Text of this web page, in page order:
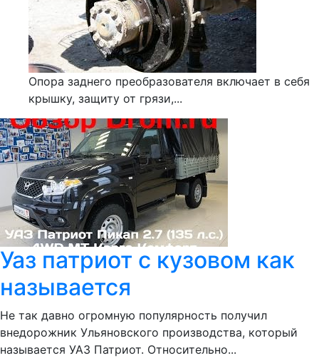
Опора заднего преобразователя включает в себя
крышку, защиту от грязи,...
Уаз патриот с кузовом как
называется
Не так давно огромную популярность получил
внедорожник Ульяновского производства, который
называется УАЗ Патриот. Относительно...